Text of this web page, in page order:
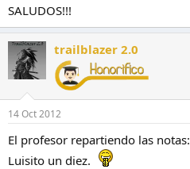
SALUDOS!!!
trailblazer 2.0
14 Oct 2012
El profesor repartiendo las notas:
Luisito un diez.